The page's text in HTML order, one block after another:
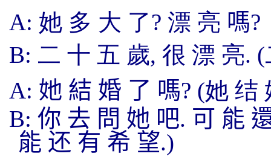
A: 她 多 大 了? 漂 亮 嗎?
B: 二 十 五 歲, 很 漂 亮.
A: 她 結 婚 了 嗎? (她 结
B: 你 去 問 她 吧. 可 能
能 还 有 希 望.)